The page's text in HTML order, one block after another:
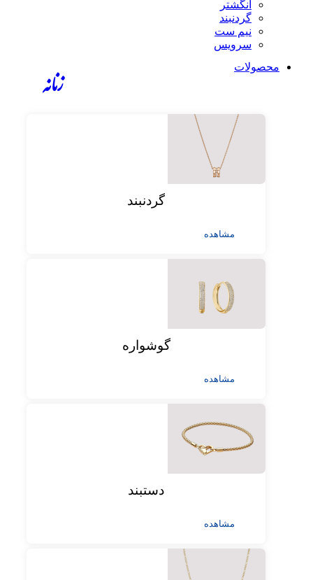
انگشتر
گردنبند
نیم ست
سرویس
محصولات
زنانه
گردنبند
مشاهده
گوشواره
مشاهده
دستبند
مشاهده